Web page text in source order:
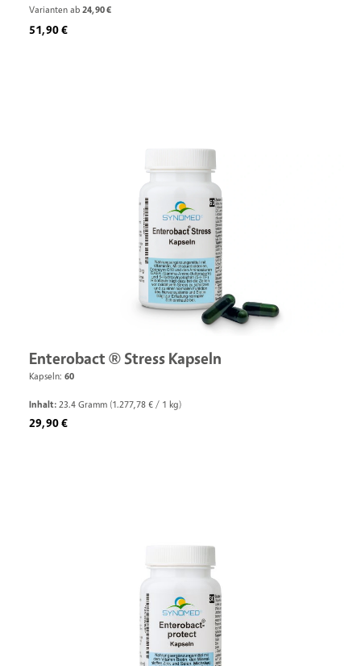
Varianten ab 24,90 €
Regulärer Preis:
51,90 €
Enterobact ® Stress Kapseln
Kapseln: 60
Inhalt: 23.4 Gramm (1.277,78 € / 1 kg)
Regulärer Preis:
29,90 €